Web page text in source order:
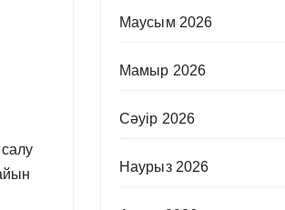
Маусым 2026
Мамыр 2026
Сәуір 2026
Наурыз 2026